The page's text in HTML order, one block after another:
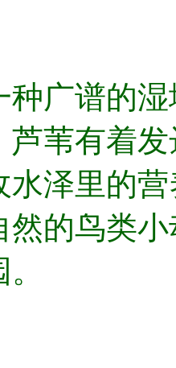
种广谱的
芦苇有着
水泽里的
然的鸟类